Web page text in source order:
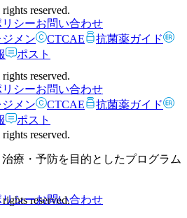
reserved.
シーお問い合わせ
メン CTCAE
抗菌薬ガイド
ポスト
reserved.
療・予防を目的としたプログラム
シーお問い合わせ
reserved.
シーお問い合わせ
ジメン CTCAE
抗菌薬ガイド
ポスト
reserved.